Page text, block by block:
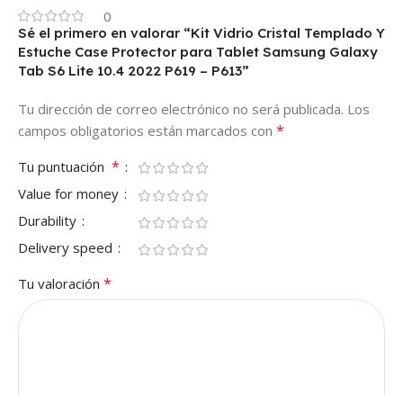
0
Sé el primero en valorar “Kit Vidrio Cristal Templado Y
Estuche Case Protector para Tablet Samsung Galaxy
Tab S6 Lite 10.4 2022 P619 – P613”
Tu dirección de correo electrónico no será publicada. Los
campos obligatorios están marcados con *
Tu puntuación *
Value for money
Durability
Delivery speed
Tu valoración *